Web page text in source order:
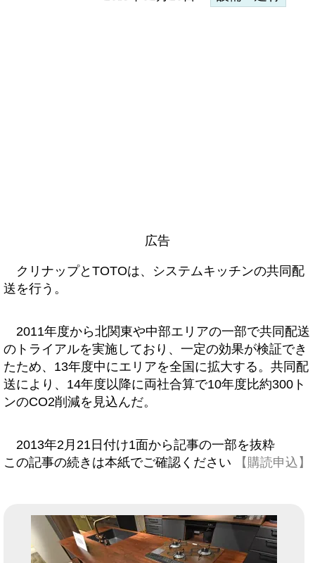
広告
クリナップとTOTOは、システムキッチンの共同配
送を行う。
2011年度から北関東や中部エリアの一部で共同配送
のトライアルを実施しており、一定の効果が検証でき
たため、13年度中にエリアを全国に拡大する。共同配
送により、14年度以降に両社合算で10年度比約300ト
ンのCO2削減を見込んだ。
2013年2月21日付け1面から記事の一部を抜粋
この記事の続きは本紙でご確認ください
【購読申込】